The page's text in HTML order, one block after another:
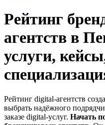
Рейтинг
агентств в
услуги,
Рейтинг digital-агентств
выбрать надёжного
заказе digital-услуг. Начать